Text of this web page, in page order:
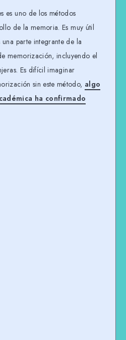
es uno de los métodos
de la memoria. Es muy útil
parte integrante de la
memorización, incluyendo el
Es difícil imaginar
sin este método, algo
ha confirmado